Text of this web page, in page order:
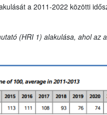
a 2011-2022 közötti
(HRI 1) alakulása, ahol az